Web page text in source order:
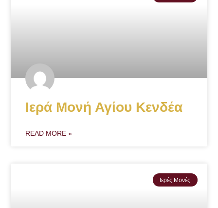
Ιερά Μονή Αγίου Κενδέα
READ MORE »
Ιερές Μονές